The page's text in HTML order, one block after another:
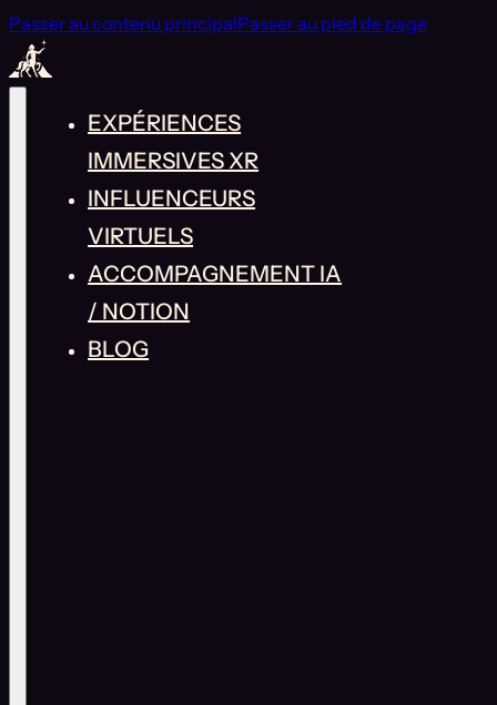
Passer au contenu principalPasser au pied de page
EXPÉRIENCES
IMMERSIVES XR
INFLUENCEURS
VIRTUELS
ACCOMPAGNEMENT IA
/ NOTION
BLOG